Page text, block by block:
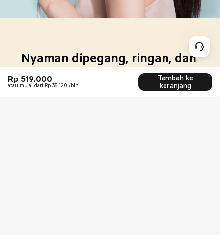
Rp 519.000
Current Price Rp 519000
atau mulai dari Rp 35.120 /bln
Tambah ke
keranjang